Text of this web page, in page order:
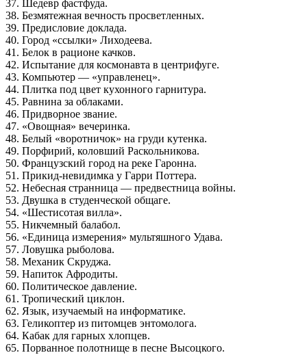
37. Шедевр фастфуда.
38. Безмятежная вечность просветленных.
39. Предисловие доклада.
40. Город «ссылки» Лиходеева.
41. Белок в рационе качков.
42. Испытание для космонавта в центрифуге.
43. Компьютер — «управленец».
44. Плитка под цвет кухонного гарнитура.
45. Равнина за облаками.
46. Придворное звание.
47. «Овощная» вечеринка.
48. Белый «воротничок» на груди кутенка.
49. Порфирий, коловший Раскольникова.
50. Французский город на реке Гаронна.
51. Прикид-невидимка у Гарри Поттера.
52. Небесная странница — предвестница войны.
53. Двушка в студенческой общаге.
54. «Шестисотая вилла».
55. Никчемный балабол.
56. «Единица измерения» мультяшного Удава.
57. Ловушка рыболова.
58. Механик Скруджа.
59. Напиток Афродиты.
60. Политическое давление.
61. Тропический циклон.
62. Язык, изучаемый на информатике.
63. Геликоптер из питомцев энтомолога.
64. Кабак для гарных хлопцев.
65. Порванное полотнище в песне Высоцкого.